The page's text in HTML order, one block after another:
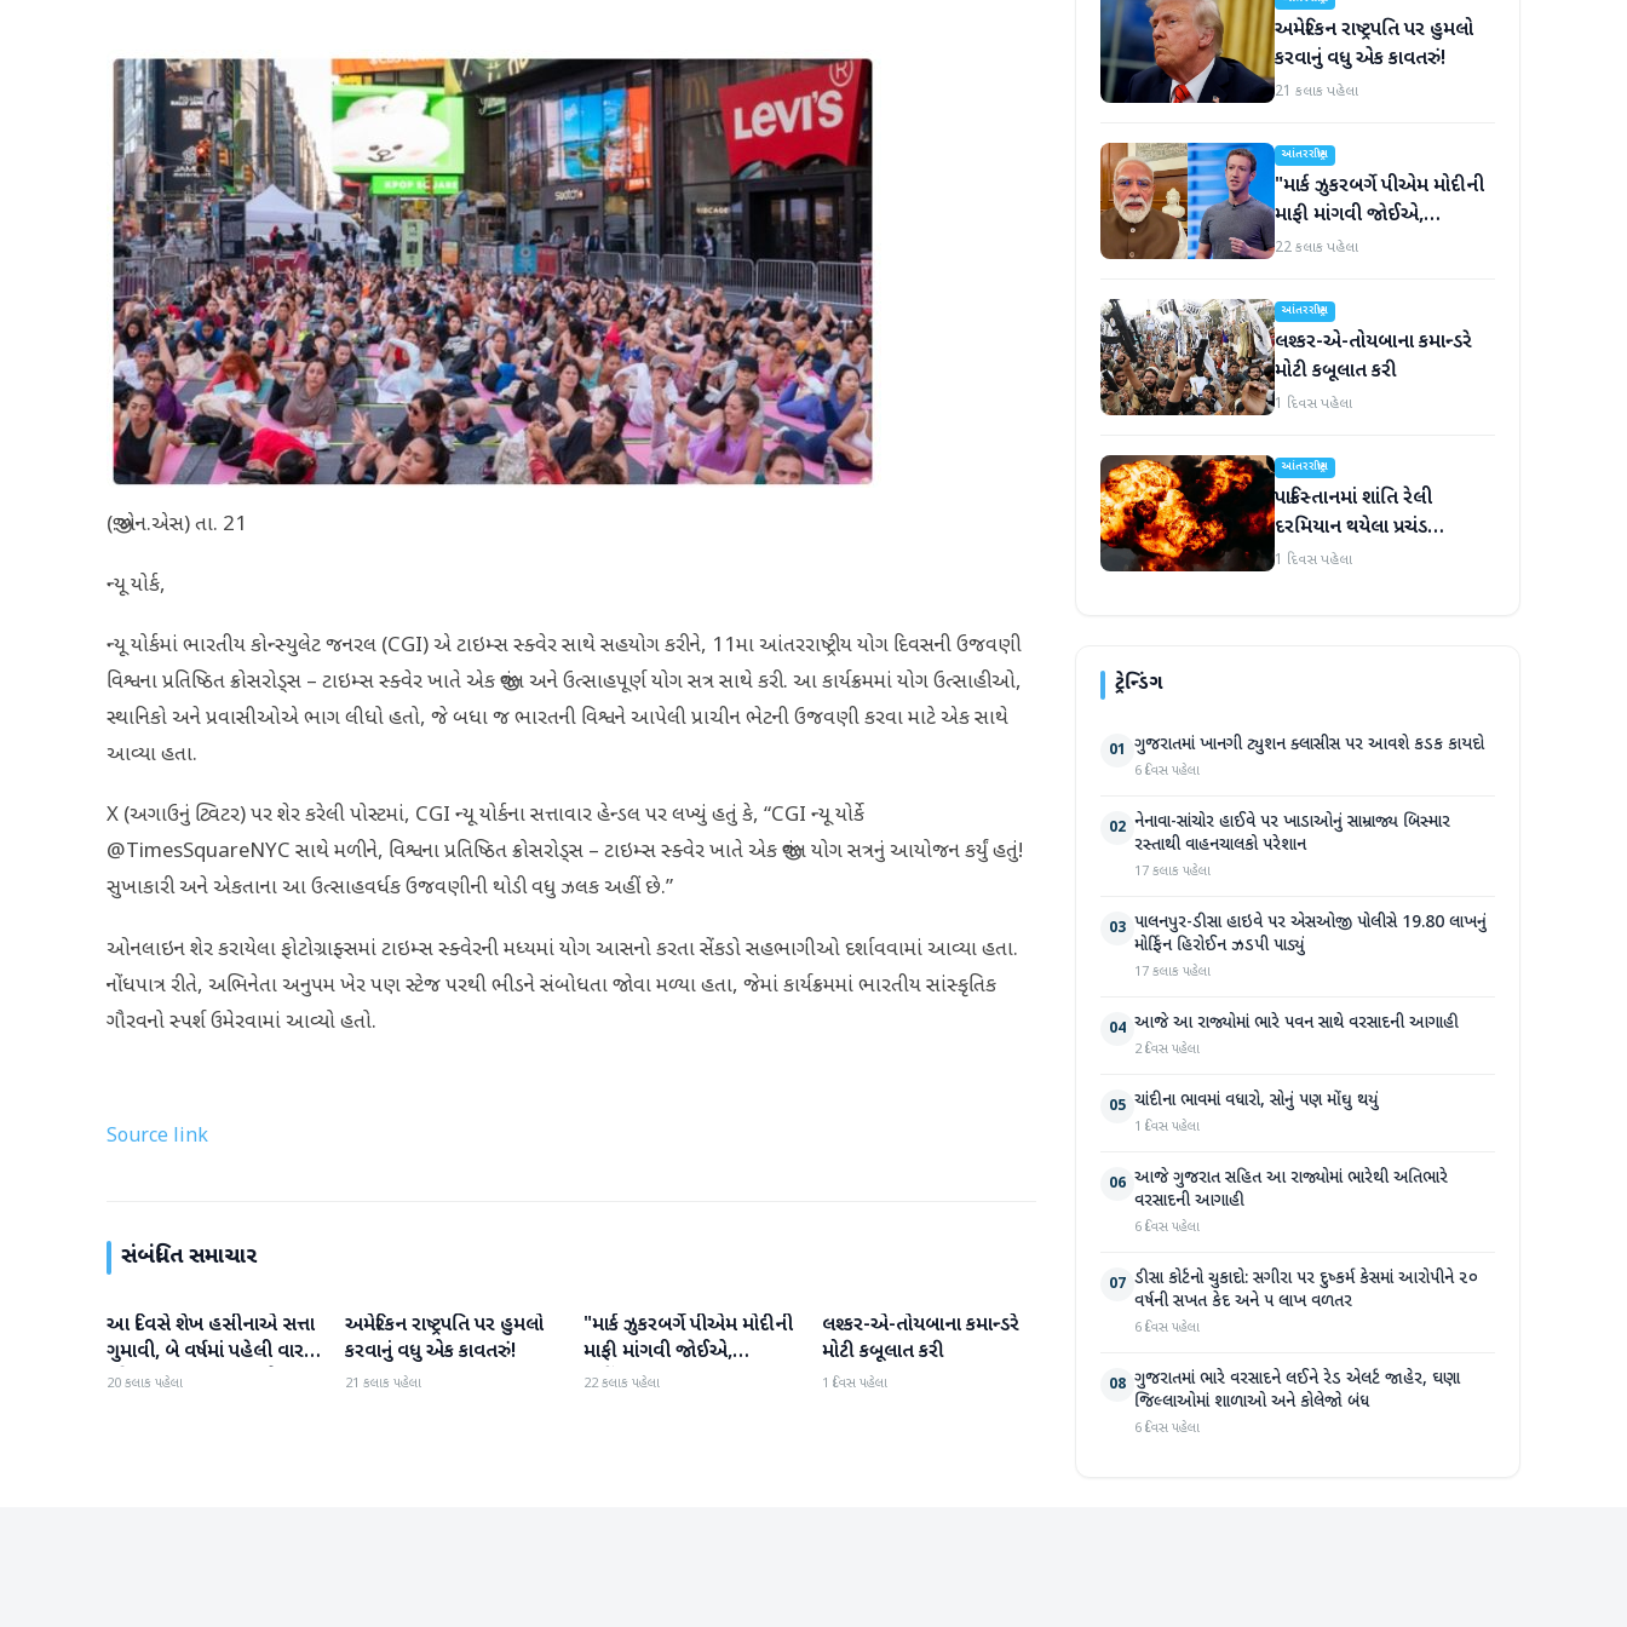
(જી.એન.એસ) તા. 21
ન્યૂ યોર્ક,
ન્યૂ યોર્કમાં ભારતીય કોન્સ્યુલેટ જનરલ (CGI) એ ટાઇમ્સ સ્ક્વેર સાથે સહયોગ કરીને, 11મા આંતરરાષ્ટ્રીય યોગ દિવસની ઉજવણી
વિશ્વના પ્રતિષ્ઠિત ક્રોસરોડ્સ – ટાઇમ્સ સ્ક્વેર ખાતે એક જીવંત અને ઉત્સાહપૂર્ણ યોગ સત્ર સાથે કરી. આ કાર્યક્રમમાં યોગ ઉત્સાહીઓ,
સ્થાનિકો અને પ્રવાસીઓએ ભાગ લીધો હતો, જે બધા જ ભારતની વિશ્વને આપેલી પ્રાચીન ભેટની ઉજવણી કરવા માટે એક સાથે
આવ્યા હતા.
X (અગાઉનું ટ્વિટર) પર શેર કરેલી પોસ્ટમાં, CGI ન્યૂ યોર્કના સત્તાવાર હેન્ડલ પર લખ્યું હતું કે, “CGI ન્યૂ યોર્કે
@TimesSquareNYC સાથે મળીને, વિશ્વના પ્રતિષ્ઠિત ક્રોસરોડ્સ – ટાઇમ્સ સ્ક્વેર ખાતે એક જીવંત યોગ સત્રનું આયોજન કર્યું હતું!
સુખાકારી અને એકતાના આ ઉત્સાહવર્ધક ઉજવણીની થોડી વધુ ઝલક અહીં છે.”
ઓનલાઇન શેર કરાયેલા ફોટોગ્રાફ્સમાં ટાઇમ્સ સ્ક્વેરની મધ્યમાં યોગ આસનો કરતા સેંકડો સહભાગીઓ દર્શાવવામાં આવ્યા હતા.
નોંધપાત્ર રીતે, અભિનેતા અનુપમ ખેર પણ સ્ટેજ પરથી ભીડને સંબોધતા જોવા મળ્યા હતા, જેમાં કાર્યક્રમમાં ભારતીય સાંસ્કૃતિક
ગૌરવનો સ્પર્શ ઉમેરવામાં આવ્યો હતો.
Source link
સંબંધિત સમાચાર
આંતરરાષ્ટ્રીય
આ દિવસે શેખ હસીનાએ સત્તા
ગુમાવી, બે વર્ષમાં પહેલી વાર
દુનિયા સમક્ષ હાજર થશે
20 કલાક પહેલા
આંતરરાષ્ટ્રીય
અમેરિકન રાષ્ટ્રપતિ પર હુમલો
કરવાનું વધુ એક કાવતરું!
21 કલાક પહેલા
આંતરરાષ્ટ્રીય
"માર્ક ઝુકરબર્ગે પીએમ મોદીની
માફી માંગવી જોઈએ,
નહીંતર..."
22 કલાક પહેલા
આંતરરાષ્ટ્રીય
લશ્કર-એ-તોયબાના કમાન્ડરે
મોટી કબૂલાત કરી
1 દિવસ પહેલા
અમેરિકન રાષ્ટ્રપતિ પર હુમલો
કરવાનું વધુ એક કાવતરું!
21 કલાક પહેલા
આંતરરાષ્ટ્રીય
"માર્ક ઝુકરબર્ગે પીએમ મોદીની
માફી માંગવી જોઈએ,
નહીંતર..."
22 કલાક પહેલા
આંતરરાષ્ટ્રીય
લશ્કર-એ-તોયબાના કમાન્ડરે
મોટી કબૂલાત કરી
1 દિવસ પહેલા
આંતરરાષ્ટ્રીય
પાકિસ્તાનમાં શાંતિ રેલી
દરમિયાન થયેલા પ્રચંડ
વિસ્ફોટમાં 14 લોકોના મોત
1 દિવસ પહેલા
ટ્રેન્ડિંગ
01 ગુજરાતમાં ખાનગી ટ્યુશન ક્લાસીસ પર આવશે કડક કાયદો
6 દિવસ પહેલા
02 નેનાવા-સાંચોર હાઈવે પર ખાડાઓનું સામ્રાજ્ય બિસ્માર
રસ્તાથી વાહનચાલકો પરેશાન
17 કલાક પહેલા
03 પાલનપુર-ડીસા હાઇવે પર એસઓજી પોલીસે 19.80 લાખનું
મોર્ફિન હિરોઈન ઝડપી પાડ્યું
17 કલાક પહેલા
04 આજે આ રાજ્યોમાં ભારે પવન સાથે વરસાદની આગાહી
2 દિવસ પહેલા
05 ચાંદીના ભાવમાં વધારો, સોનું પણ મોંઘુ થયું
1 દિવસ પહેલા
06 આજે ગુજરાત સહિત આ રાજ્યોમાં ભારેથી અતિભારે
વરસાદની આગાહી
6 દિવસ પહેલા
07 ડીસા કોર્ટનો ચુકાદો: સગીરા પર દુષ્કર્મ કેસમાં આરોપીને ૨૦
વર્ષની સખત કેદ અને ૫ લાખ વળતર
6 દિવસ પહેલા
08 ગુજરાતમાં ભારે વરસાદને લઈને રેડ એલર્ટ જાહેર, ઘણા
જિલ્લાઓમાં શાળાઓ અને કોલેજો બંધ
6 દિવસ પહેલા